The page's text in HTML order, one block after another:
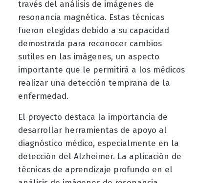
través del análisis de imágenes de
resonancia magnética. Estas técnicas
fueron elegidas debido a su capacidad
demostrada para reconocer cambios
sutiles en las imágenes, un aspecto
importante que le permitirá a los médicos
realizar una detección temprana de la
enfermedad.
El proyecto destaca la importancia de
desarrollar herramientas de apoyo al
diagnóstico médico, especialmente en la
detección del Alzheimer. La aplicación de
técnicas de aprendizaje profundo en el